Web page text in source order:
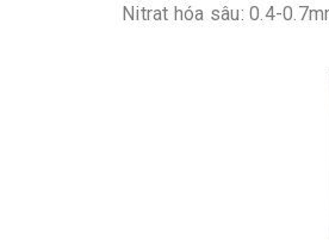
Nitrat hóa sâu: 0.4-